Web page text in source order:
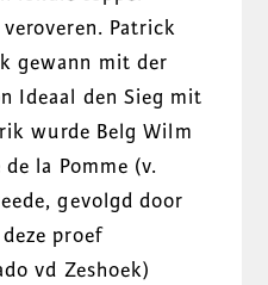
Patrick
gewann mit der
Ideaal den Sieg mit
wurde Belg Wilm
la Pomme (v.
gevolgd door
proef
vd Zeshoek)